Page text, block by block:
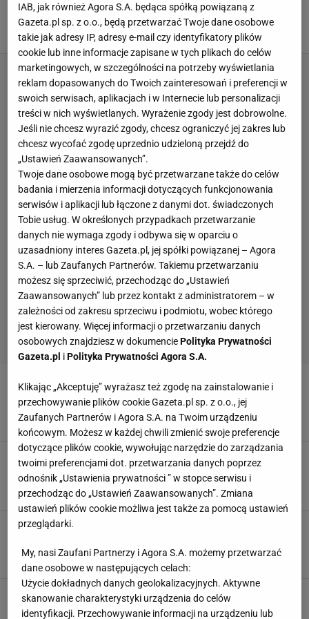
bezwzględni dla Polaków
Karolina Jaskulska,23 WRZEŚNIA 2022, 07:44
Narodowym. Kibice wydali wyrok na
reprezentacji
Karolina Jaskulska, 23 WRZEŚNIA 2022, 06:59
Odpowiedzi Krychowiaka hitem internetu. "No
proszę, z kadry się ucieka na wakacje"
Karolina Jaskulska,20 CZERWCA 2022, 16:17
mm,19 LISTOPADA 2020, 01:03
Ramos nie trafił dwóch karnych! Decydujący gol
w ostatnich minutach
IAB, jak również Agora S.A. będąca spółką powiązaną z
Gazeta.pl sp. z o.o., będą przetwarzać Twoje dane osobowe
takie jak adresy IP, adresy e-mail czy identyfikatory plików
cookie lub inne informacje zapisane w tych plikach do celów
marketingowych, w szczególności na potrzeby wyświetlania
reklam dopasowanych do Twoich zainteresowań i preferencji w
swoich serwisach, aplikacjach i w Internecie lub personalizacji
treści w nich wyświetlanych. Wyrażenie zgody jest dobrowolne.
Jeśli nie chcesz wyrazić zgody, chcesz ograniczyć jej zakres lub
chcesz wycofać zgodę uprzednio udzieloną przejdź do
„Ustawień Zaawansowanych”.
Twoje dane osobowe mogą być przetwarzane także do celów
badania i mierzenia informacji dotyczących funkcjonowania
serwisów i aplikacji lub łączone z danymi dot. świadczonych
Tobie usług. W określonych przypadkach przetwarzanie
danych nie wymaga zgody i odbywa się w oparciu o
uzasadniony interes Gazeta.pl, jej spółki powiązanej – Agora
S.A. – lub Zaufanych Partnerów. Takiemu przetwarzaniu
możesz się sprzeciwić, przechodząc do „Ustawień
Zaawansowanych” lub przez kontakt z administratorem – w
zależności od zakresu sprzeciwu i podmiotu, wobec którego
jest kierowany. Więcej informacji o przetwarzaniu danych
osobowych znajdziesz w dokumenciePolityka Prywatności
Gazeta.pl iPolityka Prywatności Agora S.A.
Klikając „Akceptuję” wyrażasz też zgodę na zainstalowanie i
przechowywanie plików cookie Gazeta.pl sp. z o.o., jej
Zaufanych Partnerów i Agora S.A. na Twoim urządzeniu
końcowym. Możesz w każdej chwili zmienić swoje preferencje
dotyczące plików cookie, wywołując narzędzie do zarządzania
twoimi preferencjami dot. przetwarzania danych poprzez
odnośnik „Ustawienia prywatności ” w stopce serwisu i
przechodząc do „Ustawień Zaawansowanych”. Zmiana
ustawień plików cookie możliwa jest także za pomocą ustawień
przeglądarki.
My, nasi Zaufani Partnerzy i Agora S.A. możemy przetwarzać
dane osobowe w następujących celach:
Użycie dokładnych danych geolokalizacyjnych. Aktywne
skanowanie charakterystyki urządzenia do celów
identyfikacji. Przechowywanie informacji na urządzeniu lub